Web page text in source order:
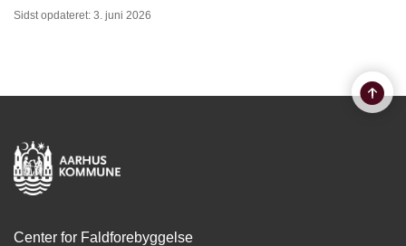
Sidst opdateret: 3. juni 2026
Center for Faldforebyggelse